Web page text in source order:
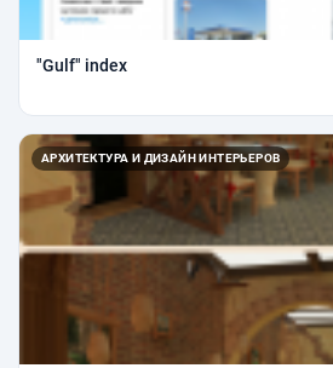
"Gulf" index
АРХИТЕКТУРА И ДИЗАЙН ИНТЕРЬЕРОВ